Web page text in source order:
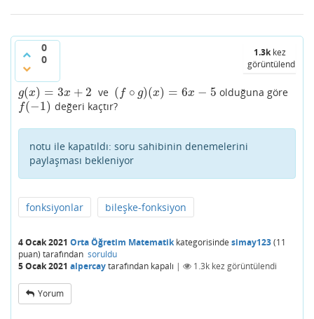
0
0
1.3kkez
görüntülendi
g(x) = 3x + 2
g(x)= 3x+ 2 ve ( f ∘ g)(x) = 6x − 5
(f ∘ g) x)=6x− 5 olduğuna göre
f(−1)
f(−1) değeri kaçtır?
notu ile kapatıldı: soru sahibinin denemelerini
paylaşması bekleniyor
fonksiyonlar bileşke-fonksiyon
4 Ocak 2021 Orta Öğretim Matematikkategorisinde simay123(11
puan) tarafından soruldu
5 Ocak 2021 alpercaytarafından kapalı | 1.3k kez görüntülendi
Yorum